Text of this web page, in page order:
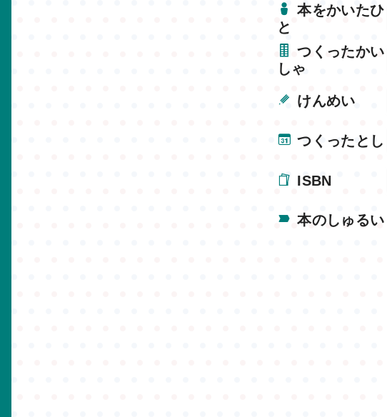
本をかいたひ
と
つくったかい
しゃ
けんめい
つくったとし
ISBN
本のしゅるい